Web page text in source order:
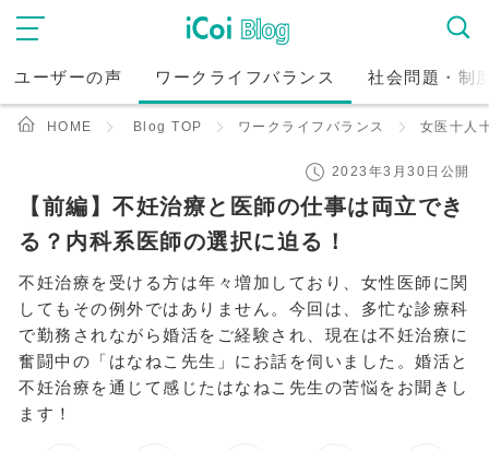
ユーザーの声 ワークライフバランス 社会問題・制
HOME Blog TOP ワークライフバランス 女医十人
2023年3月30日公開
【前編】不妊治療と医師の仕事は両立でき
る？内科系医師の選択に迫る！
不妊治療を受ける方は年々増加しており、女性医師に関
してもその例外ではありません。今回は、多忙な診療科
で勤務されながら婚活をご経験され、現在は不妊治療に
奮闘中の「はなねこ先生」にお話を伺いました。婚活と
不妊治療を通じて感じたはなねこ先生の苦悩をお聞きし
ます！